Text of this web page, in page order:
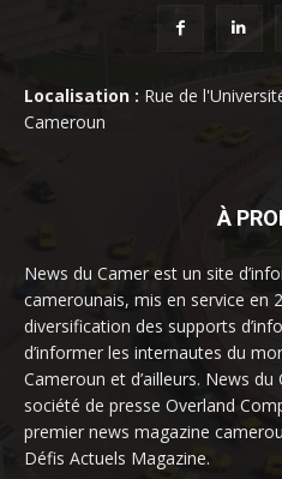
Localisation : Rue de
Cameroun
À
News du Camer est un site
camerounais, mis en service en
diversification des supports
d’informer les internautes du
Cameroun et d’ailleurs. News
société de presse Overland
premier news magazine
Défis Actuels Magazine.